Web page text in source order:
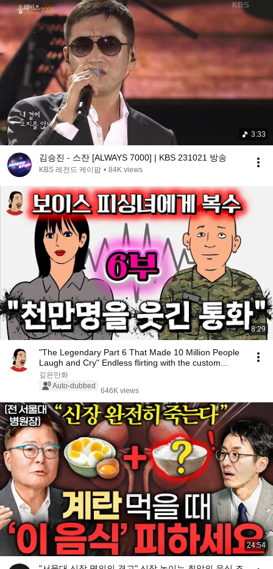
3:33
김승진 - 스잔 [ALWAYS 7000] | KBS 231021 방송
KBS 레전드 케이팝 • 84K views
8:29
"The Legendary Part 6 That Made 10 Million People
Laugh and Cry" Endless flirting with the custom...
깊은만화
Auto-dubbed
646K views
24:54